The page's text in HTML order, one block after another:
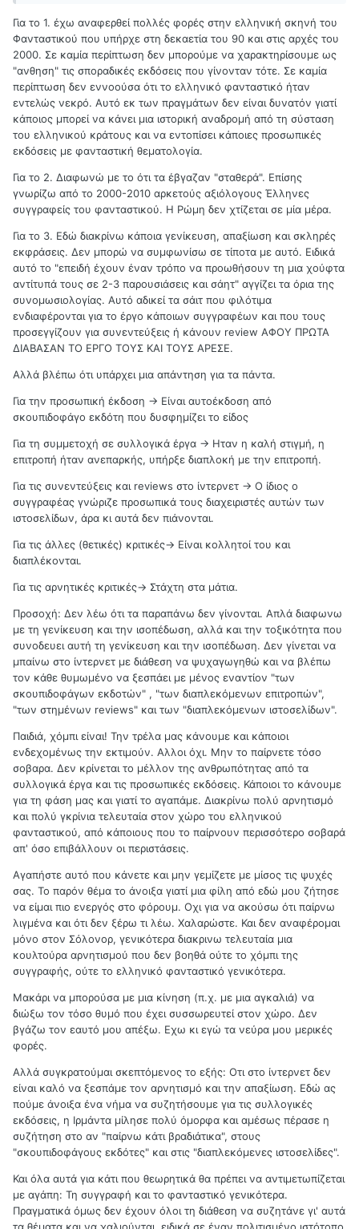
3. Η αυτοέκδοση δεν υποστήριξε ποτέ την κανονική
έκδοση. Οι σκουπιδοφάγοι εκδοτικοί κάνουν πολλά:
βγάζουν κέρδη, απομακρύνουν αναγνώστες, δίνουν λόγους
να μας αποκαλούν παραλογοτεχνία. Ωστόσο δεν φέρνουν
αναγνώστες στον χώρο, καθώς οι περισσότεροι που
αυτοεκδίδουν σε αυτούς τους σκουπιδοφάγους ή με
συνέκδοση ή με τα έξοδα πληρωμένα, επειδή έχουν έναν
τρόπο να προωθήσουν τη μια χούφτα αντίτυπά τους σε 2-3
διαβάσουν καλά-καλά τα βιβλία των υπόλοιπων.
Όπως π.χ. εσύ που πιστεύεις πως το φανταστικό ξεκίνησε
Είναι εντυπωσιακό πόσες ανακρίβειες μπορούν να
συμπεριληφθούν σε λίγες λέξεις. Η μαγεία της γλώσσας.
Για το 1. έχω αναφερθεί πολλές φορές στην ελληνική σκηνή του
Φανταστικού που υπήρχε στη δεκαετία του 90 και στις αρχές του
2000. Σε καμία περίπτωση δεν μπορούμε να χαρακτηρίσουμε ως
"ανθηση" τις σποραδικές εκδόσεις που γίνονταν τότε. Σε καμία
περίπτωση δεν εννοούσα ότι το ελληνικό φανταστικό ήταν
εντελώς νεκρό. Αυτό εκ των πραγμάτων δεν είναι δυνατόν γιατί
κάποιος μπορεί να κάνει μια ιστορική αναδρομή από τη σύσταση
του ελληνικού κράτους και να εντοπίσει κάποιες προσωπικές
εκδόσεις με φανταστική θεματολογία.
Για το 2. Διαφωνώ με το ότι τα έβγαζαν "σταθερά". Επίσης
γνωρίζω από το 2000-2010 αρκετούς αξιόλογους Έλληνες
συγγραφείς του φανταστικού. Η Ρώμη δεν χτίζεται σε μία μέρα.
Για το 3. Εδώ διακρίνω κάποια γενίκευση, απαξίωση και σκληρές
εκφράσεις. Δεν μπορώ να συμφωνίσω σε τίποτα με αυτό. Ειδικά
αυτό το "επειδή έχουν έναν τρόπο να προωθήσουν τη μια χούφτα
αντίτυπά τους σε 2-3 παρουσιάσεις και σάητ" αγγίζει τα όρια της
συνομωσιολογίας. Αυτό αδικεί τα σάιτ που φιλότιμα
ενδιαφέρονται για το έργο κάποιων συγγραφέων και που τους
προσεγγίζουν για συνεντεύξεις ή κάνουν review ΑΦΟΥ ΠΡΩΤΑ
ΔΙΑΒΑΣΑΝ ΤΟ ΕΡΓΟ ΤΟΥΣ ΚΑΙ ΤΟΥΣ ΑΡΕΣΕ.
Αλλά βλέπω ότι υπάρχει μια απάντηση για τα πάντα.
Για την προσωπική έκδοση -> Είναι αυτοέκδοση από
σκουπιδοφάγο εκδότη που δυσφημίζει το είδος
Για τη συμμετοχή σε συλλογικά έργα -> Ηταν η καλή στιγμή, η
επιτροπή ήταν ανεπαρκής, υπήρξε διαπλοκή με την επιτροπή.
Για τις συνεντεύξεις και reviews στο ίντερνετ -> Ο ίδιος ο
συγγραφέας γνώριζε προσωπικά τους διαχειριστές αυτών των
ιστοσελίδων, άρα κι αυτά δεν πιάνονται.
Για τις άλλες (θετικές) κριτικές-> Είναι κολλητοί του και
διαπλέκονται.
Για τις αρνητικές κριτικές-> Στάχτη στα μάτια.
Προσοχή: Δεν λέω ότι τα παραπάνω δεν γίνονται. Απλά διαφωνω
με τη γενίκευση και την ισοπέδωση, αλλά και την τοξικότητα που
συνοδευει αυτή τη γενίκευση και την ισοπέδωση. Δεν γίνεται να
μπαίνω στο ίντερνετ με διάθεση να ψυχαγωγηθώ και να βλέπω
τον κάθε θυμωμένο να ξεσπάει με μένος εναντίον "των
σκουπιδοφάγων εκδοτών" , "των διαπλεκόμενων επιτροπών",
"των στημένων reviews" και των "διαπλεκόμενων ιστοσελίδων".
Παιδιά, χόμπι είναι! Την τρέλα μας κάνουμε και κάποιοι
ενδεχομένως την εκτιμούν. Αλλοι όχι. Μην το παίρνετε τόσο
σοβαρα. Δεν κρίνεται το μέλλον της ανθρωπότητας από τα
συλλογικά έργα και τις προσωπικές εκδόσεις. Κάποιοι το κάνουμε
για τη φάση μας και γιατί το αγαπάμε. Διακρίνω πολύ αρνητισμό
και πολύ γκρίνια τελευταία στον χώρο του ελληνικού
φανταστικού, από κάποιους που το παίρνουν περισσότερο σοβαρά
απ' όσο επιβάλλουν οι περιστάσεις.
Αγαπήστε αυτό που κάνετε και μην γεμίζετε με μίσος τις ψυχές
σας. Το παρόν θέμα το άνοιξα γιατί μια φίλη από εδώ μου ζήτησε
να είμαι πιο ενεργός στο φόρουμ. Οχι για να ακούσω ότι παίρνω
λιγμένα και ότι δεν ξέρω τι λέω. Χαλαρώστε. Και δεν αναφέρομαι
μόνο στον Σόλονορ, γενικότερα διακρινω τελευταία μια
κουλτούρα αρνητισμού που δεν βοηθά ούτε το χόμπι της
συγγραφής, ούτε το ελληνικό φανταστικό γενικότερα.
Μακάρι να μπορούσα με μια κίνηση (π.χ. με μια αγκαλιά) να
διώξω τον τόσο θυμό που έχει συσσωρευτεί στον χώρο. Δεν
βγάζω τον εαυτό μου απέξω. Εχω κι εγώ τα νεύρα μου μερικές
φορές.
Αλλά συγκρατούμαι σκεπτόμενος το εξής: Οτι στο ίντερνετ δεν
είναι καλό να ξεσπάμε τον αρνητισμό και την απαξίωση. Εδώ ας
πούμε άνοιξα ένα νήμα να συζητήσουμε για τις συλλογικές
εκδόσεις, η Ιρμάντα μίλησε πολύ όμορφα και αμέσως πέρασε η
συζήτηση στο αν "παίρνω κάτι βραδιάτικα", στους
"σκουπιδοφάγους εκδότες" και στις "διαπλεκόμενες ιστοσελίδες".
Και όλα αυτά για κάτι που θεωρητικά θα πρέπει να αντιμετωπίζεται
με αγάπη: Τη συγγραφή και το φανταστικό γενικότερα.
Πραγματικά όμως δεν έχουν όλοι τη διάθεση να συζητάνε γι' αυτά